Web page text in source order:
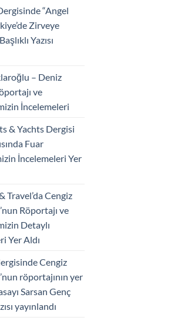
“Angel
Zirveye
Yazısı
– Deniz
ve
İncelemeleri
& Yachts Dergisi
Fuar
İncelemeleri Yer
Travel’da Cengiz
Röportajı ve
Detaylı
Yer Aldı
Cengiz
röportajının yer
Sarsan Genç
yayınlandı